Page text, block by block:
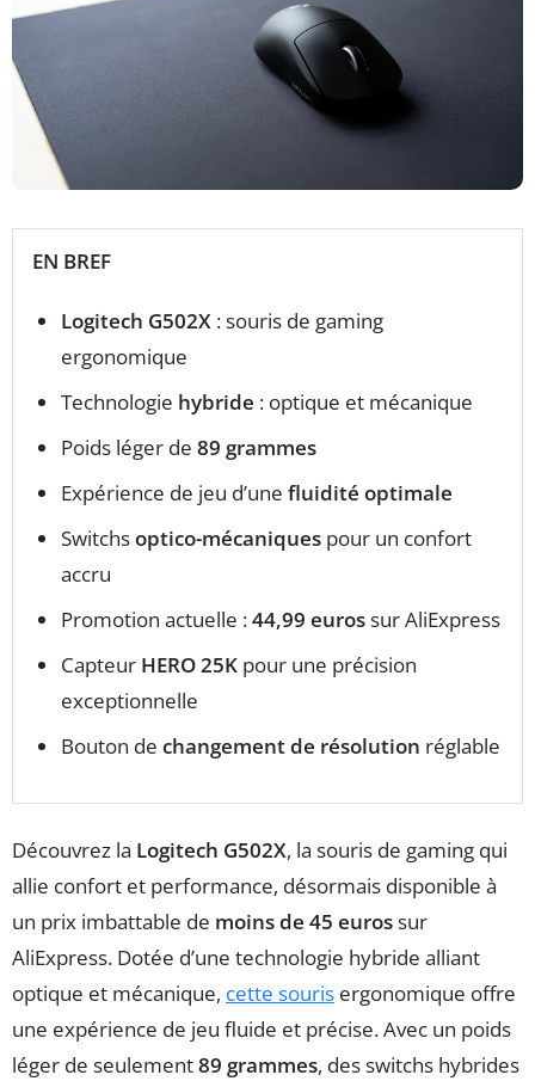
EN BREF
Logitech G502X : souris de gaming
ergonomique
Technologie hybride : optique et mécanique
Poids léger de 89 grammes
Expérience de jeu d’une fluidité optimale
Switchsoptico-mécaniques pour un confort
accru
Promotion actuelle :44,99 eurossur AliExpress
Capteur HERO 25K pour une précision
exceptionnelle
Bouton de changement de résolution réglable
Découvrez la Logitech G502X, la souris de gaming qui
allie confort et performance, désormais disponible à
un prix imbattable de moins de 45 eurossur
AliExpress. Dotée d’une technologie hybride alliant
optique et mécanique, cette souris ergonomique offre
une expérience de jeu fluide et précise. Avec un poids
léger de seulement89 grammes, des switchs hybrides